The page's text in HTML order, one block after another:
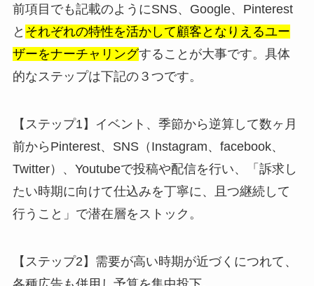
前項目でも記載のようにSNS、Google、Pinterest
と それぞれの特性を活かして顧客となりえるユー
ザーをナーチャリングすることが大事です。具体
的なステップは下記の３つです。
【ステップ1】イベント、季節から逆算して数ヶ月
前からPinterest、SNS（Instagram、facebook、
Twitter）、Youtubeで投稿や配信を行い、「訴求し
たい時期に向けて仕込みを丁寧に、且つ継続して
行うこと」で潜在層をストック。
【ステップ2】需要が高い時期が近づくにつれて、